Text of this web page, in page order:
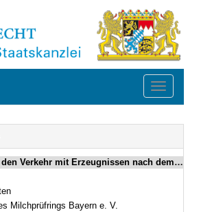
Toggle
dem Milch- und Margarinegesetz (AV-Milch) Vom 11. August 1994 (GVBl. S. 915) BayRS 2125-5-3-U/L (§§ 1–7)
Milchprüfrings Bayern e. V.